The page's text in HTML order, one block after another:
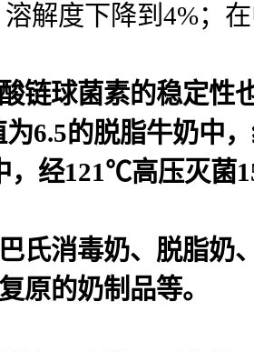
解度下降到4%；
链球菌素的稳定性
6.5的脱脂牛奶中
，经121℃高压灭菌
氏消毒奶、脱脂奶
原的奶制品等。